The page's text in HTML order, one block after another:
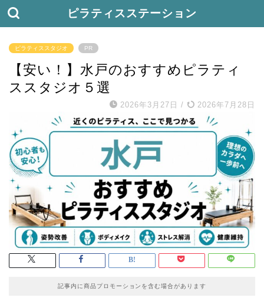
ピラティスステーション
ピラティススタジオ PR
【安い！】水戸のおすすめピラティ
ススタジオ５選
2026年3月27日 / 2026年7月28日
記事内に商品プロモーションを含む場合があります